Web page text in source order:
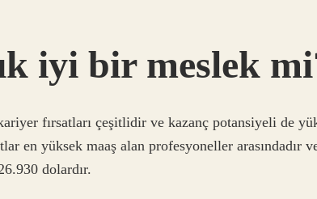
iyi bir meslek
fırsatları çeşitlidir ve kazanç potansiyeli de
en yüksek maaş alan profesyoneller arasındadır
dolardır.